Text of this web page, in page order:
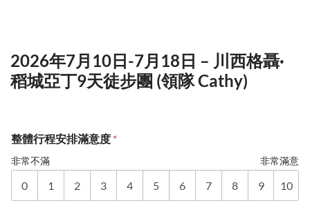
2026年7月10日-7月18日 – 川西格聶·
稻城亞丁9天徒步團 (領隊 Cathy)
整體行程安排滿意度 *
非常不滿 非常滿意
0 1 2 3 4 5 6 7 8 9 10